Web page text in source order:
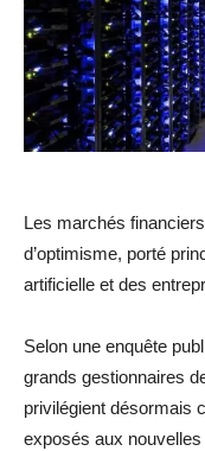
Les marchés
d’optimisme, porté
artificielle et des
Selon une enquête
grands gestionnaires
privilégient désormais
exposés aux